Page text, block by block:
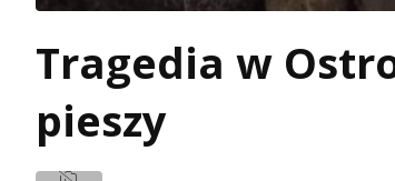
Tragedia w
pieszy